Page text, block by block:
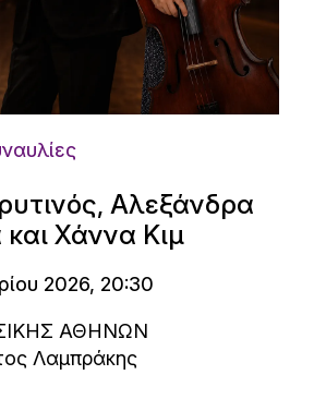
Αλεξάνδρα
Χάννα Κιμ
2026, 20:30
ΑΘΗΝΩΝ
Λαμπράκης